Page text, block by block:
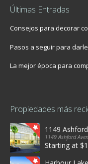
Últimas Entradas
Consejos para decorar
Pasos a seguir para
La mejor época para
Propiedades más
1149 Ashford
1149 Ashford
Starting at